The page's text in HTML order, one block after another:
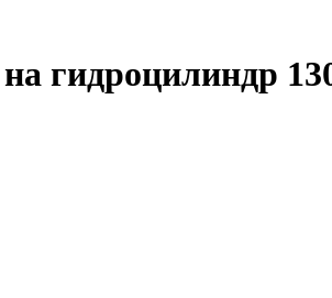
гидроцилиндр